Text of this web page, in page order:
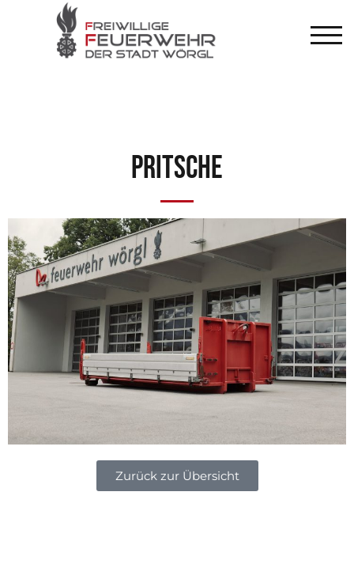
Pritsche
Zurück zur Übersicht